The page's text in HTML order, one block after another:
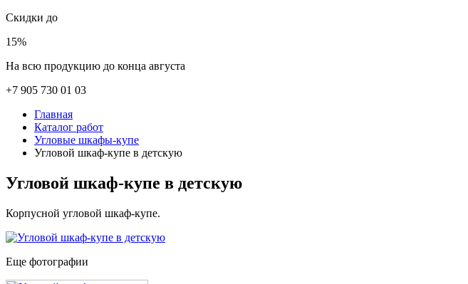
Скидки до
15%
На всю продукцию до конца августа
+7 905 730 01 03
Главная
Каталог работ
Угловые шкафы-купе
Угловой шкаф-купе в детскую
Угловой шкаф-купе в детскую
Корпусной угловой шкаф-купе.
Еще фотографии